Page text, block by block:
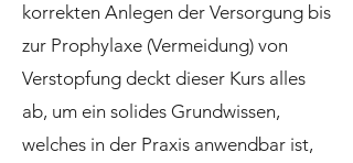
korrekten Anlegen der Versorgung bis
zur Prophylaxe (Vermeidung) von
Verstopfung deckt dieser Kurs alles
ab, um ein solides Grundwissen,
welches in der Praxis anwendbar ist,